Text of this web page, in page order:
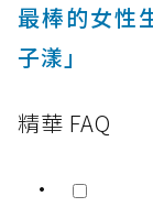
最棒的女性
子漾」
精華 FAQ